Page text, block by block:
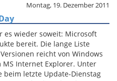
Montag, 19. Dezember 2011
es wieder soweit: Microsoft
bereit. Die lange Liste
reicht von Windows
MS Internet Explorer. Unter
beim letzte Update-Dienstag